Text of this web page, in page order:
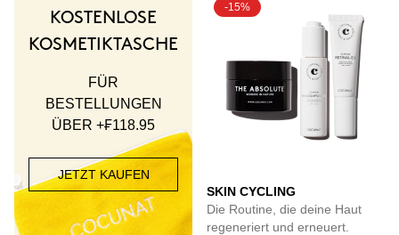
KOSTENLOSE
KOSMETIKTASCHE
FÜR
BESTELLUNGEN
ÜBER +₣118.95
JETZT KAUFEN
-15%
SKIN CYCLING
Die Routine, die deine Haut
regeneriert und erneuert.